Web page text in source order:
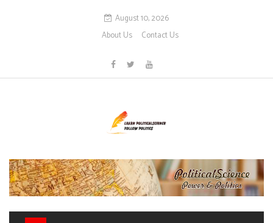
August 10, 2026
About Us
Contact Us